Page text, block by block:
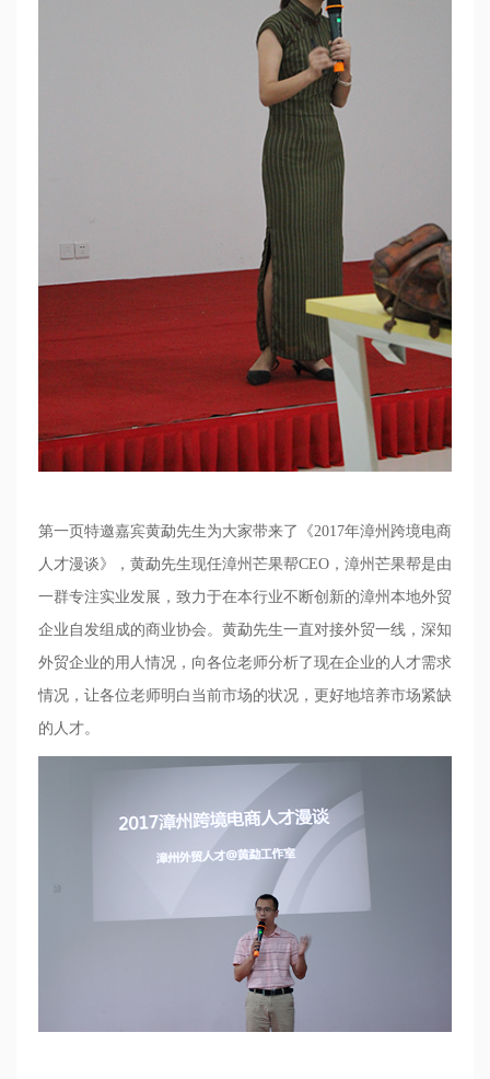
第一页特邀嘉宾黄勐先生为大家带来了《2017年漳州跨境电商
人才漫谈》，黄勐先生现任漳州芒果帮CEO ，漳州芒果帮是由
一群专注实业发展，致力于在本行业不断创新的漳州本地外贸
企业自发组成的商业协会。黄勐先生一直对接外贸一线，深知
外贸企业的用人情况，向各位老师分析了现在企业的人才需求
情况，让各位老师明白当前市场的状况，更好地培养市场紧缺
的人才。